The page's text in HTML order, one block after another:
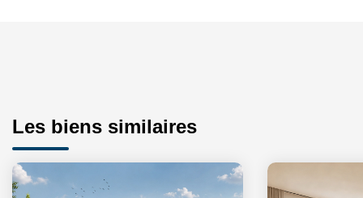
Les biens similaires